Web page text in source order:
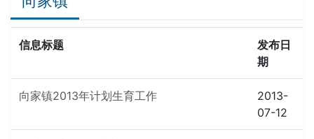
信息标题
发布日
期
向家镇2013年计划生育工作
2013-
07-12